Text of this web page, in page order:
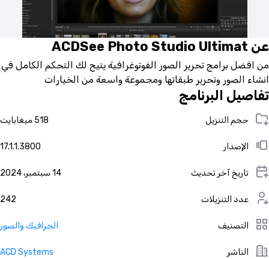
عن ACDSee Photo Studio Ultimat
من افضل برامج تحرير الصور الفوتوغرافية يتيح لك التحكم الكامل في
انشاء الصور وتحرير طبقاتها ومجموعة واسعة من الخيارات
تفاصيل البرنامج
حجم التنزيل 518 ميغابايت
الإصدار 17.1.1.3800
تاريخ آخر تحديث 14 سبتمبر، 2024
عدد التنزيلات 242
التصنيف الجرافيك والصور
الناشر ACD Systems